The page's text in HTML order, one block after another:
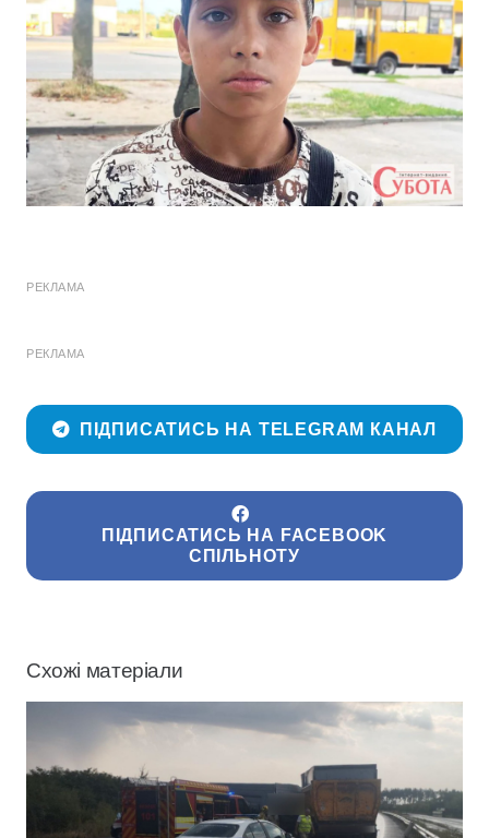
РЕКЛАМА
РЕКЛАМА
ПІДПИСАТИСЬ НА TELEGRAM КАНАЛ
ПІДПИСАТИСЬ НА FACEBOOK
СПІЛЬНОТУ
Схожі матеріали